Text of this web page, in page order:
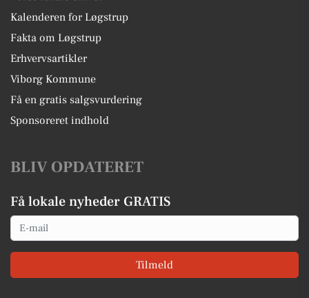
Kalenderen for Løgstrup
Fakta om Løgstrup
Erhvervsartikler
Viborg Kommune
Få en gratis salgsvurdering
Sponsoreret indhold
BLIV OPDATERET
Få lokale nyheder GRATIS
Email
Tilmeld